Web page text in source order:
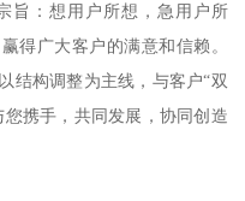
旨：想用户所想，急用户所
得广大客户的满意和信赖。
结构调整为主线，与客户“双
携手，共同发展，协同创造